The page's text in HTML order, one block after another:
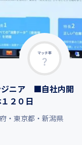
マッチ率
ジニア ■自社内開
２０日
・東京都・新潟県